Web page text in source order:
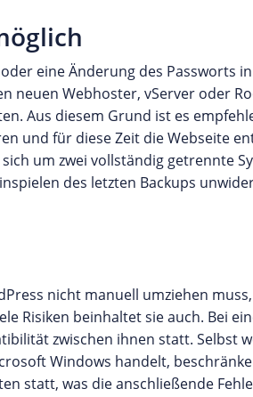
eine Änderung des Passworts
neuen Webhoster, vServer oder
Aus diesem Grund ist es
und für diese Zeit die Webseite
um zwei vollständig getrennte
des letzten Backups
nicht manuell umziehen muss,
Risiken beinhaltet sie auch. Bei
zwischen ihnen statt. Selbst
Windows handelt,
statt, was die anschließende